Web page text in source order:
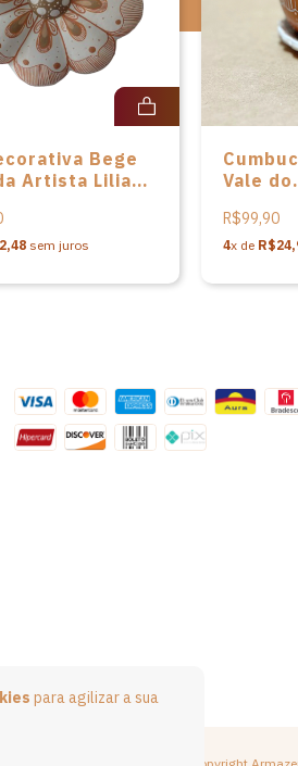
para agilizar a sua
Bege
Artista Lilia
sem juros
Vale do
R$99,90
4x de